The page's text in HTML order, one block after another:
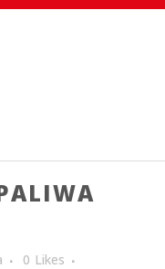
0 Likes